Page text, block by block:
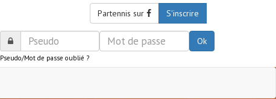
Partennis sur S'inscrire
Ok
Pseudo/Mot de passe oublié ?